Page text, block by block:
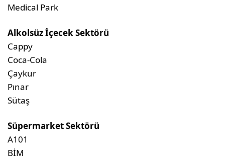
Medical Park
Alkolsüz İçecek Sektörü
Cappy
Coca-Cola
Çaykur
Pınar
Sütaş
Süpermarket Sektörü
A101
BİM